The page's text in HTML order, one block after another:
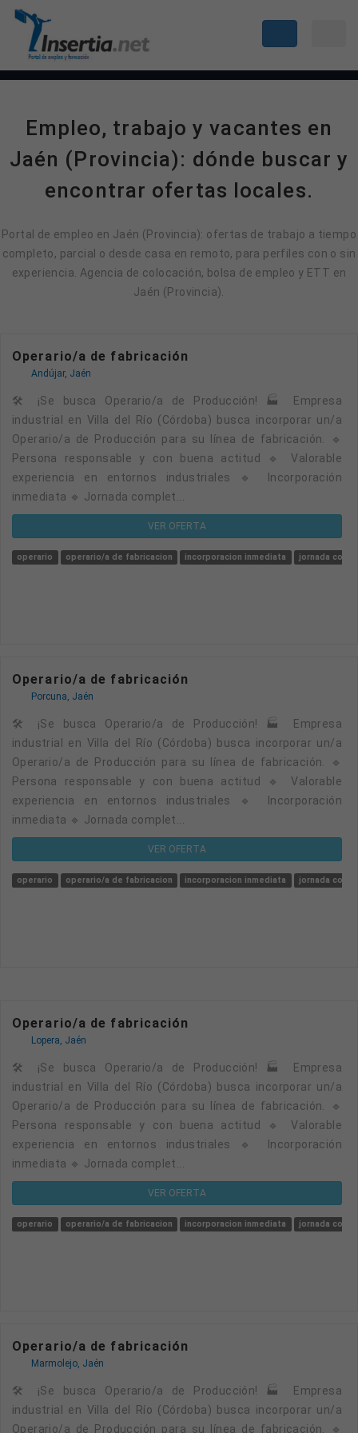
Empleo, trabajo y vacantes en
Jaén (Provincia): dónde buscar y
encontrar ofertas locales.
Portal de empleo en Jaén (Provincia): ofertas de trabajo a tiempo
completo, parcial o desde casa en remoto, para perfiles con o sin
experiencia. Agencia de colocación, bolsa de empleo y ETT en
Jaén (Provincia).
Operario/a de fabricación
Andújar, Jaén
🛠️ ¡Se busca Operario/a de Producción! 🏭 Empresa
industrial en Villa del Río (Córdoba) busca incorporar un/a
Operario/a de Producción para su línea de fabricación. 🔹
Persona responsable y con buena actitud 🔹 Valorable
experiencia en entornos industriales 🔹 Incorporación
inmediata 🔹 Jornada complet...
VER OFERTA
operario operario/a de fabricacion incorporacion inmediata jornada
Operario/a de fabricación
Porcuna, Jaén
🛠️ ¡Se busca Operario/a de Producción! 🏭 Empresa
industrial en Villa del Río (Córdoba) busca incorporar un/a
Operario/a de Producción para su línea de fabricación. 🔹
Persona responsable y con buena actitud 🔹 Valorable
experiencia en entornos industriales 🔹 Incorporación
inmediata 🔹 Jornada complet...
VER OFERTA
operario operario/a de fabricacion incorporacion inmediata jornada
Operario/a de fabricación
Lopera, Jaén
🛠️ ¡Se busca Operario/a de Producción! 🏭 Empresa
industrial en Villa del Río (Córdoba) busca incorporar un/a
Operario/a de Producción para su línea de fabricación. 🔹
Persona responsable y con buena actitud 🔹 Valorable
experiencia en entornos industriales 🔹 Incorporación
inmediata 🔹 Jornada complet...
VER OFERTA
operario operario/a de fabricacion incorporacion inmediata jornada
Operario/a de fabricación
Marmolejo, Jaén
🛠️ ¡Se busca Operario/a de Producción! 🏭 Empresa
industrial en Villa del Río (Córdoba) busca incorporar un/a
Operario/a de Producción para su línea de fabricación. 🔹